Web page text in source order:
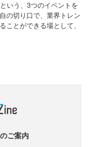
いう、3つのイベントを
の切り口で、業界トレン
ことができる場として、
のご案内